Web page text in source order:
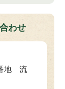
わせ
地 流